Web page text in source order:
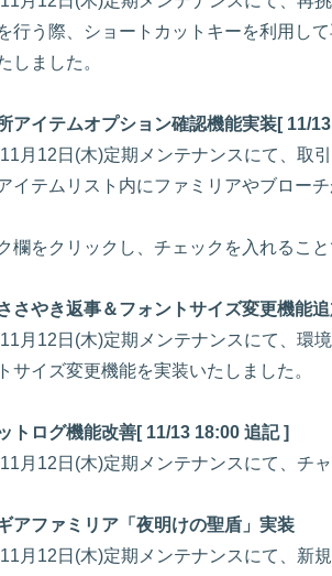
行う際、ショートカットキーを利用し
しました。
アイテムオプション確認機能実装[ 11/
月12日(木)定期メンテナンスにて、取
イテムリスト内にファミリアやブロー
欄をクリックし、チェックを入れるこ
さやき返事＆フォントサイズ変更機能
月12日(木)定期メンテナンスにて、環
サイズ変更機能を実装いたしました。
トログ機能改善[ 11/13 18:00 追記 ]
月12日(木)定期メンテナンスにて、チ
アファミリア「夜明けの聖盾」実装
月12日(木)定期メンテナンスにて、新